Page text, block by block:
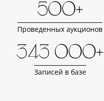
500+
Проведенных аукционов
343 000+
Записей в базе